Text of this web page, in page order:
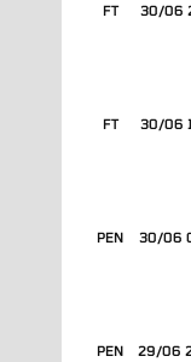
30/06
FT
30/06
FT
30/06
PEN
29/06
PEN